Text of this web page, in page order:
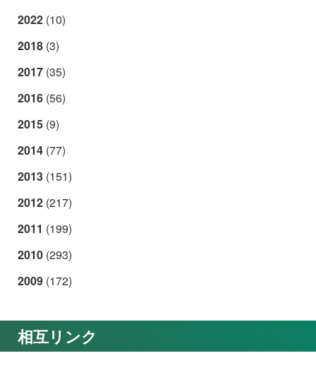
2022 (10)
2018 (3)
2017 (35)
2016 (56)
2015 (9)
2014 (77)
2013 (151)
2012 (217)
2011 (199)
2010 (293)
2009 (172)
相互リンク